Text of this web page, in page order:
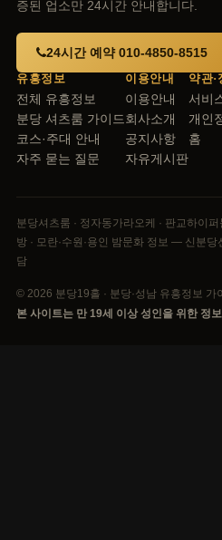
증된 업소만 24시간 안내합니다.
24시간 예약 010-4850-8515
유흥정보
전체 유흥정보
분당 셔츠룸 가이드
코스·주대 안내
자주 묻는 질문
이용안내
이용안내
회사소개
공지사항
자유게시판
약관·
서비
개인
홈
분당셔츠룸 · 정자동가라오케 · 판교하이
방 · 모란·수원·용인 밤문화 정보 — 신분
담
© 2026 분당19홀 · 분당·성남 유흥정보 가
본 사이트는 만 19세 이상 성인을 위한 정